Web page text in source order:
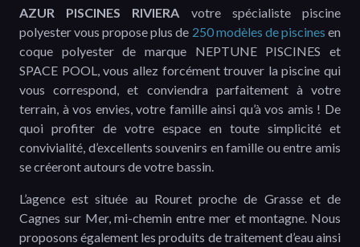
AZUR PISCINES RIVIERA votre spécialiste piscine
polyester vous propose plus de 250 modèles de piscines en
coque polyester de marque NEPTUNE PISCINES et
SPACE POOL, vous allez forcément trouver la piscine qui
vous correspond, et conviendra parfaitement à votre
terrain, à vos envies, votre famille ainsi qu’à vos amis ! De
quoi profiter de votre espace en toute simplicité et
convivialité, d’excellents souvenirs en famille ou entre amis
se créeront autours de votre bassin.
L’agence est située au Rouret proche de Grasse et de
Cagnes sur Mer, mi-chemin entre mer et montagne. Nous
proposons également les produits de traitement d’eau ainsi